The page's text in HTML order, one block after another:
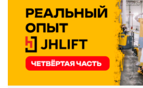
работе в российских условиях?